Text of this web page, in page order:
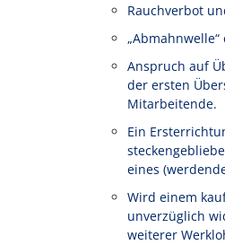
Rauchverbot
Anspruch auf
der ersten
Mitarbeitende.
Ein
eines
Wird einem
unverzüglich
weiterer